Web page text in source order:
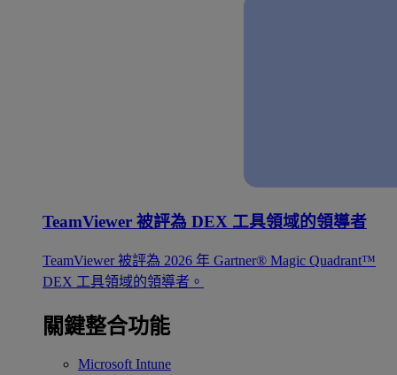
TeamViewer 被評為 DEX 工具領域的領導者
TeamViewer 被評為 2026 年 Gartner® Magic Quadrant™
DEX 工具領域的領導者。
關鍵整合功能
Microsoft Intune